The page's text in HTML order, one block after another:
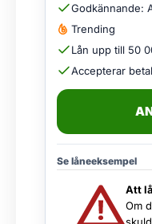
Godkännande:
Trending
Lån upp till 50
Accepterar
Se låneeksempel
Att
Om